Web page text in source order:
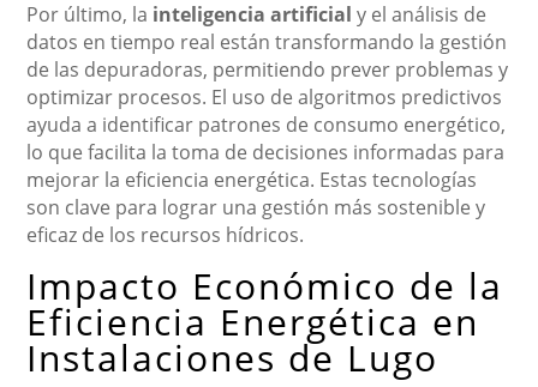
Por último, la inteligencia artificial y el análisis de
datos en tiempo real están transformando la gestión
de las depuradoras, permitiendo prever problemas y
optimizar procesos. El uso de algoritmos predictivos
ayuda a identificar patrones de consumo energético,
lo que facilita la toma de decisiones informadas para
mejorar la eficiencia energética. Estas tecnologías
son clave para lograr una gestión más sostenible y
eficaz de los recursos hídricos.
Impacto Económico de la
Eficiencia Energética en
Instalaciones de Lugo